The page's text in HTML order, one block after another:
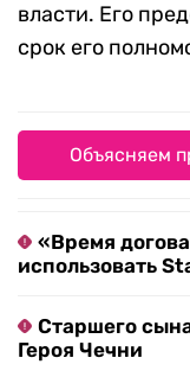
власти. Его
срок его
Объясняем
«Время
использовать
Старшего
Героя Чечни